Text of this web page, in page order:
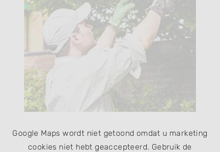
Google Maps wordt niet getoond omdat u marketing
cookies niet hebt geaccepteerd. Gebruik de